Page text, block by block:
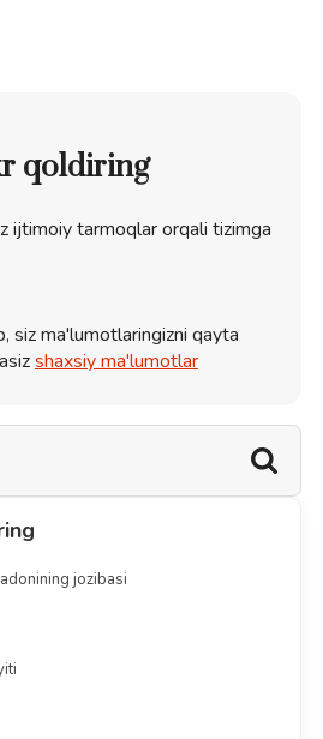
qoldiring
ijtimoiy tarmoqlar orqali tizimga
siz ma'lumotlaringizni qayta
shaxsiy ma'lumotlar
jozibasi